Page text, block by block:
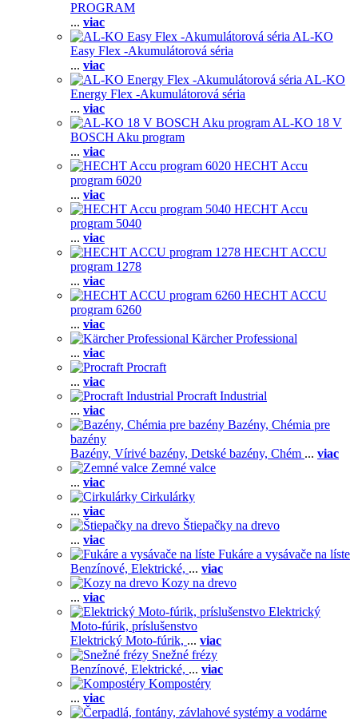
PROGRAM
... viac
AL-KO
Easy Flex -Akumulátorová séria
... viac
AL-KO
Energy Flex -Akumulátorová séria
... viac
AL-KO 18 V
BOSCH Aku program
... viac
HECHT Accu
program 6020
... viac
HECHT Accu
program 5040
... viac
HECHT ACCU
program 1278
... viac
HECHT ACCU
program 6260
... viac
Kärcher Professional
... viac
Procraft
... viac
Procraft Industrial
... viac
Bazény, Chémia pre
bazény
Bazény, Vírivé bazény, Detské bazény, Chém ... viac
Zemné valce
... viac
Cirkulárky
... viac
Štiepačky na drevo
... viac
Fukáre a vysávače na líste
Benzínové, Elektrické, ... viac
Kozy na drevo
... viac
Elektrický
Moto-fúrik, príslušenstvo
Elektrický Moto-fúrik, ... viac
Snežné frézy
Benzínové, Elektrické, ... viac
Kompostéry
... viac